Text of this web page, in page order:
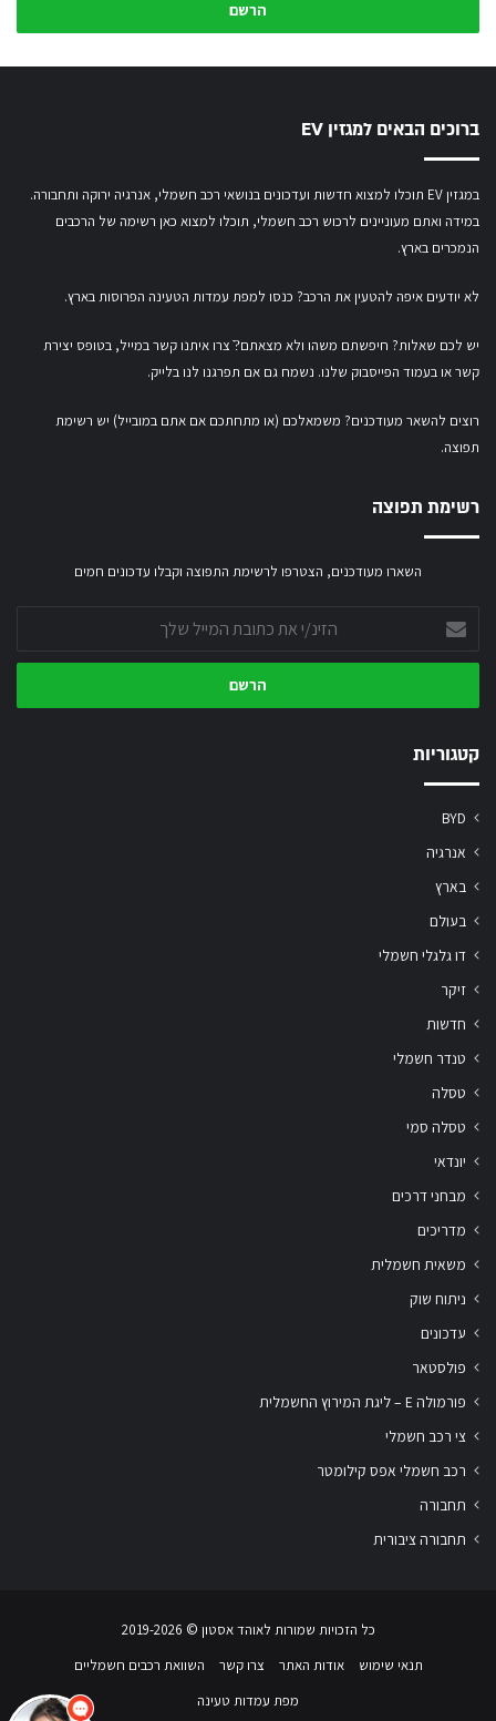
שלך
ברוכים הבאים למגזין EV
במגזין EV תוכלו למצוא חדשות ועדכונים בנושאי רכב חשמלי, אנרגיה ירוקה ותחבורה.
במידה ואתם מעוניינים לרכוש רכב חשמלי, תוכלו למצוא כאן רשימה של הרכבים
הנמכרים בארץ.
לא יודעים איפה להטעין את הרכב? כנסו למפת עמדות הטעינה הפרוסות בארץ.
יש לכם שאלות? חיפשתם משהו ולא מצאתם?ֿ צרו איתנו קשר במייל, בטופס יצירת
קשראובעמוד הפייסבוק שלנו. נשמח גם אם תפרגנו לנו בלייק.
רוצים להשאר מעודכנים? משמאלכם (או מתחתכם אם אתם במובייל) יש רשימת
תפוצה.
רשימת תפוצה
השארו מעודכנים, הצטרפו לרשימת התפוצה וקבלו עדכונים חמים
את
כתובת
שלך
קטגוריות
BYD
אנרגיה
בארץ
בעולם
דו גלגלי חשמלי
זיקר
חדשות
טנדר חשמלי
טסלה
טסלה סמי
יונדאי
מבחני דרכים
מדריכים
משאית חשמלית
ניתוח שוק
עדכונים
פולסטאר
פורמולה E – ליגת המירוץ החשמלית
צי רכב חשמלי
רכב חשמלי אפס קילומטר
תחבורה
תחבורה ציבורית
כל הזכויות שמורות לאוהד אסטון ‏© 2019-2026
תנאי שימוש
אודות האתר צרו קשר
השוואת רכבים חשמליים
מפת עמדות טעינה
צריך עזרה? התחל